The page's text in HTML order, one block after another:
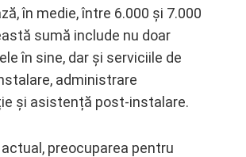
în medie, între 6.000 și 7.000
sumă include nu doar
în sine, dar și serviciile de
administrare
și asistență post-instalare.
preocuparea pentru